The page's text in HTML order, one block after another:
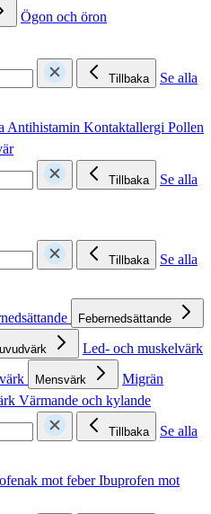
Ögon och öron
Tillbaka
Se alla
Antihistamin Kontaktallergi Pollen
Tillbaka
Se alla
Tillbaka
Se alla
Febernedsättande
Led- och muskelvärk
Mensvärk
Migrän
Värmande och kylande
Tillbaka
Se alla
mot feberIbuprofen mot